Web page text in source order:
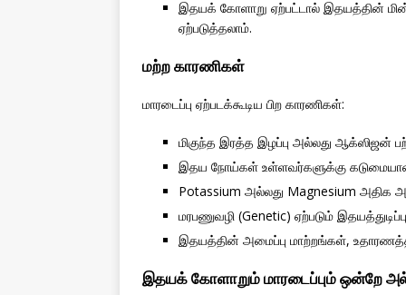
இதயக் கோளாறு ஏற்பட்டால் இதயத்தின்
ஏற்படுத்தலாம்.
மற்ற காரணிகள்
மாரடைப்பு ஏற்படக்கூடிய பிற காரணிகள்:
மிகுந்த இரத்த இழப்பு அல்லது ஆக்ஸிஜன்
இதய நோய்கள் உள்ளவர்களுக்கு கடுமையான
Potassium அல்லது Magnesium அதிக
மரபணுவழி (Genetic) ஏற்படும்
இதயத்தின் அமைப்பு மாற்றங்கள்,
இதயக் கோளாறும் மாரடைப்பும் ஒன்றே